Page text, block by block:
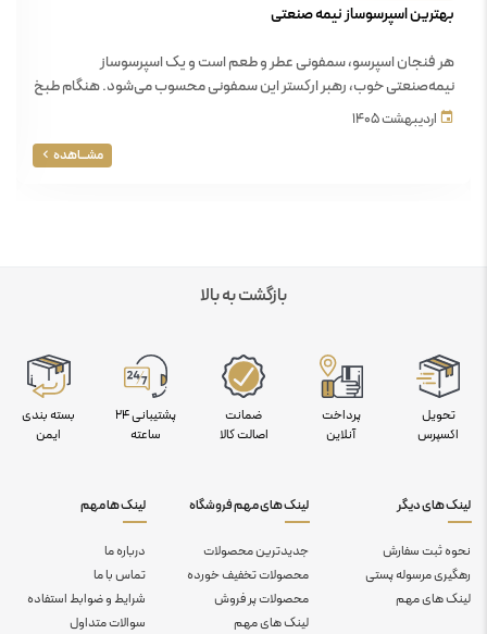
بهترین اسپرسوساز نیمه صنعتی
هر فنجان اسپرسو، سمفونی عطر و طعم است و یک اسپرسوساز
نیمه‌صنعتی خوب، رهبر ارکستر این سمفونی محسوب می‌شود. هنگام طبخ
یک فنجان قهوه اسپرسو، با هر فشاری ...
اردیبهشت 1405
مشـــاهده
بازگشت به بالا
تحویل
اکسپرس
پرداخت
آنلاین
ضمانت
اصالت کالا
پشتیبانی 24
ساعته
بسته بندی
ایمن
لینک های دیگر
نحوه ثبت سفارش
رهگیری مرسوله پستی
لینک های مهم
لینک های مهم فروشگاه
جدیدترین محصولات
محصولات تخفیف خورده
محصولات پر فروش
لینک های مهم
لینک ها مهم
درباره ما
تماس با ما
شرایط و ضوابط استفاده
سوالات متداول